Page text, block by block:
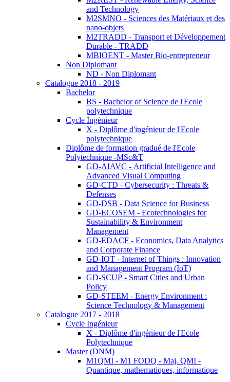
and Technology
M2SMNO - Sciences des Matériaux et des
nano-objets
M2TRADD - Transport et Développement
Durable - TRADD
MBIOENT - Master Bio-entrepreneur
Non Diplomant
ND - Non Diplomant
Catalogue 2018 - 2019
Bachelor
BS - Bachelor of Science de l'Ecole
polytechnique
Cycle Ingénieur
X - Diplôme d'ingénieur de l'Ecole
polytechnique
Diplôme de formation gradué de l'Ecole
Polytechnique -MSc&T
GD-AIAVC - Artificial Intelligence and
Advanced Visual Computing
GD-CTD - Cybersecurity : Threats &
Defenses
GD-DSB - Data Science for Business
GD-ECOSEM - Ecotechnologies for
Sustainability & Environment
Management
GD-EDACF - Economics, Data Analytics
and Corporate Finance
GD-IOT - Internet of Things : Innovation
and Management Program (IoT)
GD-SCUP - Smart Cities and Urban
Policy
GD-STEEM - Energy Environment :
Science Technology & Management
Catalogue 2017 - 2018
Cycle Ingénieur
X - Diplôme d'ingénieur de l'Ecole
Polytechnique
Master (DNM)
M1QMI - M1 FODQ - Maj. QMI -
Quantique, mathematiques, informatique